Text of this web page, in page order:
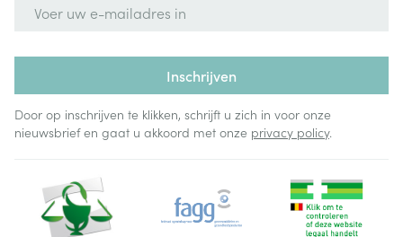
Inschrijven
Door op inschrijven te klikken, schrijft u zich in voor onze
nieuwsbrief en gaat u akkoord met onze privacy policy.